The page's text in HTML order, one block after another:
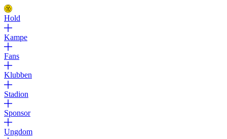
Hold
Kampe
Fans
Klubben
Stadion
Sponsor
Ungdom